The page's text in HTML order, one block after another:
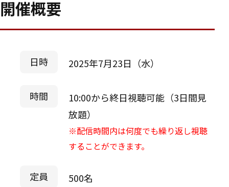
開催概要
日時 2025年7月23日（水）
時間
10:00から終日視聴可能（3日間見
放題）
※配信時間内は何度でも繰り返し視聴
することができます。
定員 500名